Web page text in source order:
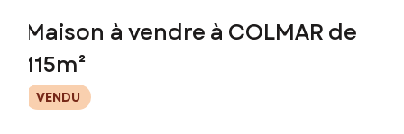
Maison à vendre à COLMAR de
115m²
VENDU